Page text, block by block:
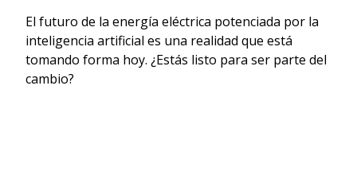
El futuro de la energía eléctrica potenciada por la
inteligencia artificial es una realidad que está
tomando forma hoy. ¿Estás listo para ser parte del
cambio?